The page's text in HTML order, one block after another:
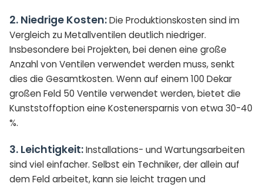
2. Niedrige Kosten:Die Produktionskosten sind im
Vergleich zu Metallventilen deutlich niedriger.
Insbesondere bei Projekten, bei denen eine große
Anzahl von Ventilen verwendet werden muss, senkt
dies die Gesamtkosten. Wenn auf einem 100 Dekar
großen Feld 50 Ventile verwendet werden, bietet die
Kunststoffoption eine Kostenersparnis von etwa 30-40
%.
3. Leichtigkeit:Installations- und Wartungsarbeiten
sind viel einfacher. Selbst ein Techniker, der allein auf
dem Feld arbeitet, kann sie leicht tragen und